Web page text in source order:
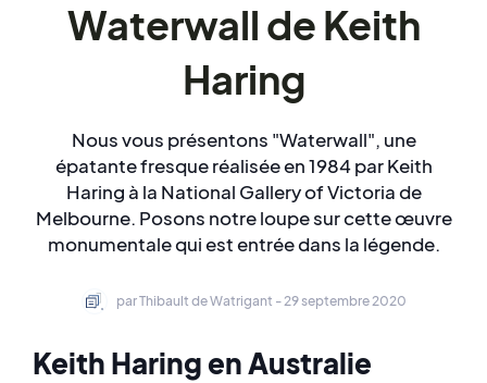
Waterwall de Keith
Haring
Nous vous présentons "Waterwall", une
épatante fresque réalisée en 1984 par Keith
Haring à la National Gallery of Victoria de
Melbourne. Posons notre loupe sur cette œuvre
monumentale qui est entrée dans la légende.
par Thibault de Watrigant - 29 septembre 2020
Keith Haring en Australie